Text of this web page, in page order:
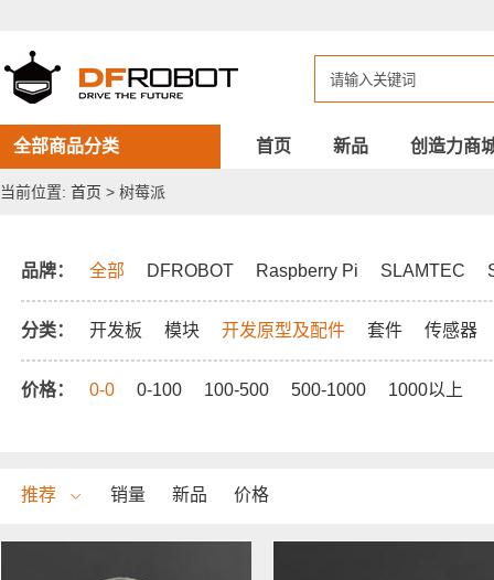
派
全部商品分类 首页 新品 创造力商
当前位置: 首页 > 树莓派
品牌： 全部 DFROBOT Raspberry Pi SLAMTEC
分类： 开发板 模块 开发原型及配件 套件 传感器
价格： 0-0 0-100 100-500 500-1000 1000以上
推荐 销量 新品 价格